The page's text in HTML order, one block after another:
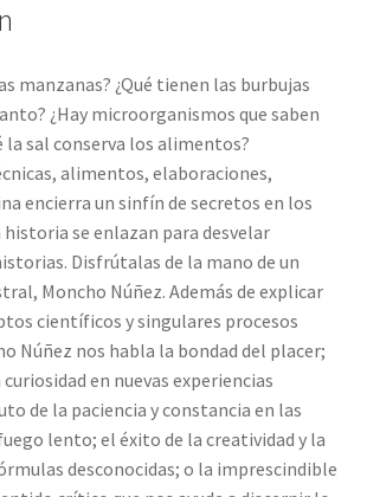
manzanas? ¿Qué tienen las burbujas
¿Hay microorganismos que saben
la sal conserva los alimentos?
alimentos, elaboraciones,
encierra un sinfín de secretos en los
historia se enlazan para desvelar
Disfrútalas de la mano de un
Moncho Núñez. Además de explicar
científicos y singulares procesos
Núñez nos habla la bondad del placer;
en nuevas experiencias
de la paciencia y constancia en las
lento; el éxito de la creatividad y la
desconocidas; o la imprescindible